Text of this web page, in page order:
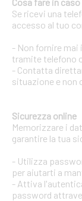
Se ricevi una
accesso al tuo
- Non fornire mai
tramite telefono
- Contatta
situazione e non
Sicurezza online
Memorizzare i
garantire la tua
- Utilizza
per aiutarti a
- Attiva
password